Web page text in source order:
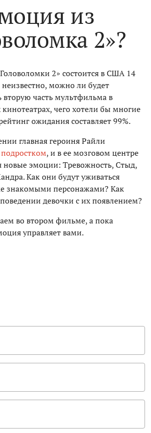
из
2»?
2» состоится в США 14
можно ли будет
вторую часть мультфильма в
кинотеатрах, чего хотели бы многие
ожидания составляет 99%.
главная героиня Райли
подростком, и в ее мозговом центре
новые эмоции: Тревожность, Стыд,
Как они будут уживаться
знакомыми персонажами? Как
девочки с их появлением?
во втором фильме, а пока
управляет вами.